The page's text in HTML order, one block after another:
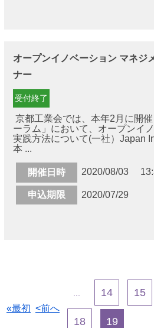
オープンイノベーション マネジ
ナー
受付終了
京都工業会では、本年2月に開
ーラム」において、オープンイ
実践方法について(一社）Japan
本 ...
開催日時 2020/08/03
申込期限 2020/07/29
«最初 <前へ
14 15
18 19